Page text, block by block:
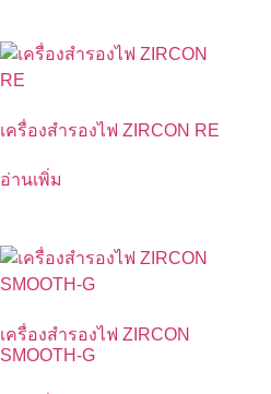
เครื่องสำรองไฟ ZIRCON RE
อ่านเพิ่ม
เครื่องสำรองไฟ ZIRCON
SMOOTH-G